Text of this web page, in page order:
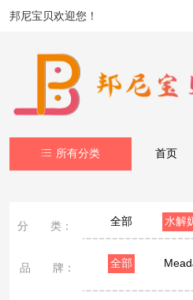
邦尼宝贝欢迎您！
所有分类 首页
分 类： 全部 水解
品 牌： 全部
Bayer/拜耳